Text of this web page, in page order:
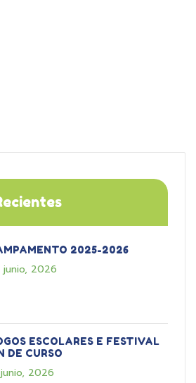
2025-2026
junio, 2026
ESCOLARES E FESTIVAL
DE CURSO
2026